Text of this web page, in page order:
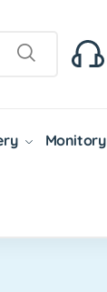
Monitory